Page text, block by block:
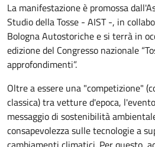
La manifestazione è promossa
Studio della Tosse - AIST -, in
Bologna Autostoriche e si terrà in
edizione del Congresso nazionale
approfondimenti”.
Oltre a essere una "competizione"
classica) tra vetture d'epoca,
messaggio di sostenibilità
consapevolezza sulle tecnologie a